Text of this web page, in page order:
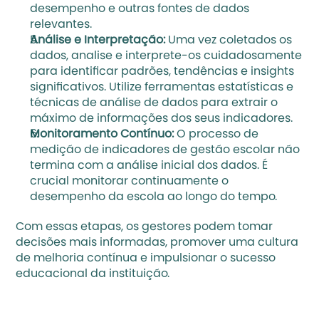
desempenho e outras fontes de dados
relevantes.
Análise e Interpretação: Uma vez coletados os
dados, analise e interprete-os cuidadosamente
para identificar padrões, tendências e insights
significativos. Utilize ferramentas estatísticas e
técnicas de análise de dados para extrair o
máximo de informações dos seus indicadores.
Monitoramento Contínuo: O processo de
medição de indicadores de gestão escolar não
termina com a análise inicial dos dados. É
crucial monitorar continuamente o
desempenho da escola ao longo do tempo.
Com essas etapas, os gestores podem tomar
decisões mais informadas, promover uma cultura
de melhoria contínua e impulsionar o sucesso
educacional da instituição.